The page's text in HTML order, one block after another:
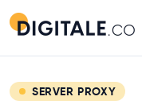
SERVER PROXY